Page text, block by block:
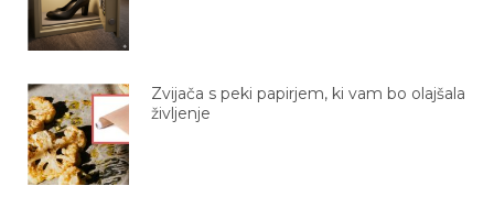
Zvijača s peki papirjem, ki vam bo olajšala
življenje